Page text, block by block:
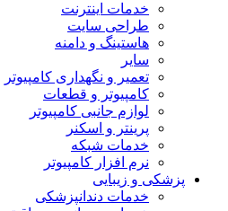
خدمات اینترنت
طراحی سایت
هاستینگ و دامنه
سایر
تعمیر و نگهداری کامپیوتر
کامپیوتر و قطعات
لوازم جانبی کامپیوتر
پرینتر و اسکنر
خدمات شبکه
نرم افزار کامپیوتر
پزشکی و زیبایی
خدمات دندانپزشکی